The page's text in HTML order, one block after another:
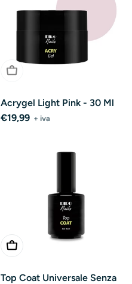
Esaurito
Acrygel Light Pink - 30 Ml
Prezzo
€19,99 + iva
Aggiungi Al Carrello
Top Coat Universale Senza